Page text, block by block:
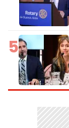
5